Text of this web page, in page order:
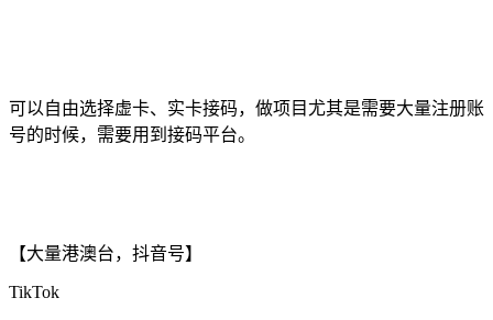
可以自由选择虚卡、实卡接码，做项目尤其是需要大量注册账
号的时候，需要用到接码平台。
【大量港澳台，抖音号】
TikTok